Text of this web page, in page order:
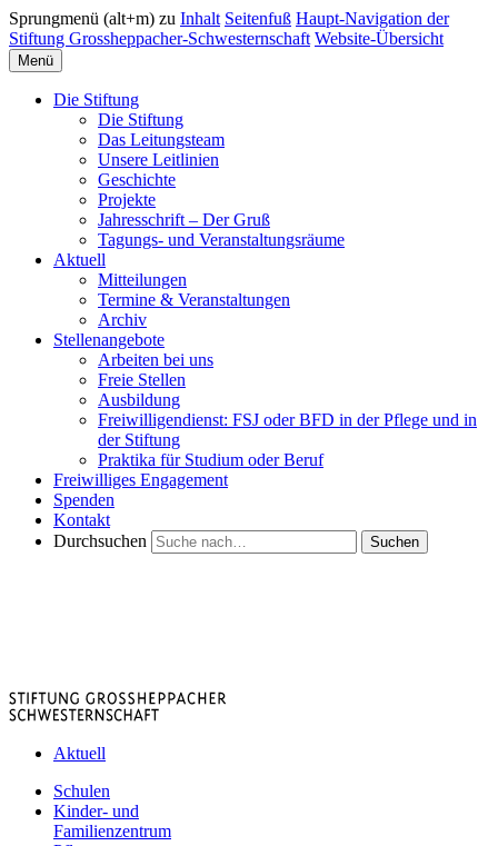
Sprungmenü (alt+m) zu Inhalt Seitenfuß Haupt-Navigation der
Stiftung Grossheppacher-Schwesternschaft Website-Übersicht
Menü
Die Stiftung
Die Stiftung
Das Leitungsteam
Unsere Leitlinien
Geschichte
Projekte
Jahresschrift – Der Gruß
Tagungs- und Veranstaltungsräume
Aktuell
Mitteilungen
Termine & Veranstaltungen
Archiv
Stellenangebote
Arbeiten bei uns
Freie Stellen
Ausbildung
Freiwilligendienst: FSJ oder BFD in der Pflege und in
der Stiftung
Praktika für Studium oder Beruf
Freiwilliges Engagement
Spenden
Kontakt
Durchsuchen
Suchen
Aktuell
Schulen
Kinder- und
Familienzentrum